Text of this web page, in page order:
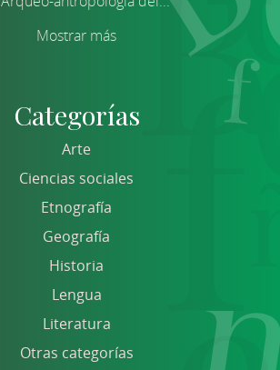
Mostrar más
Categorías
Arte
Ciencias sociales
Etnografía
Geografía
Historia
Lengua
Literatura
Otras categorías